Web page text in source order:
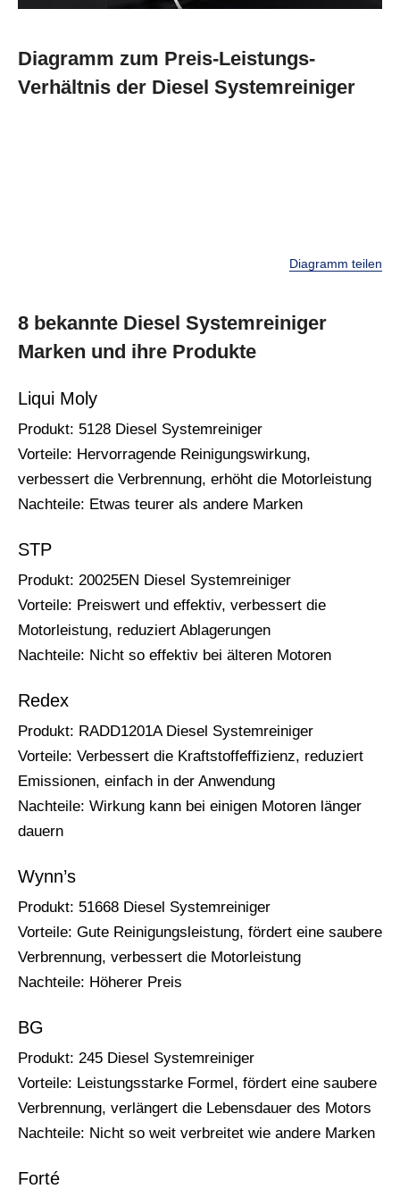
Diagramm zum Preis-Leistungs-
Verhältnis der Diesel Systemreiniger
Diagramm teilen
8 bekannte Diesel Systemreiniger
Marken und ihre Produkte
Liqui Moly
Produkt: 5128 Diesel Systemreiniger
Vorteile: Hervorragende Reinigungswirkung,
verbessert die Verbrennung, erhöht die Motorleistung
Nachteile: Etwas teurer als andere Marken
STP
Produkt: 20025EN Diesel Systemreiniger
Vorteile: Preiswert und effektiv, verbessert die
Motorleistung, reduziert Ablagerungen
Nachteile: Nicht so effektiv bei älteren Motoren
Redex
Produkt: RADD1201A Diesel Systemreiniger
Vorteile: Verbessert die Kraftstoffeffizienz, reduziert
Emissionen, einfach in der Anwendung
Nachteile: Wirkung kann bei einigen Motoren länger
dauern
Wynn’s
Produkt: 51668 Diesel Systemreiniger
Vorteile: Gute Reinigungsleistung, fördert eine saubere
Verbrennung, verbessert die Motorleistung
Nachteile: Höherer Preis
BG
Produkt: 245 Diesel Systemreiniger
Vorteile: Leistungsstarke Formel, fördert eine saubere
Verbrennung, verlängert die Lebensdauer des Motors
Nachteile: Nicht so weit verbreitet wie andere Marken
Forté